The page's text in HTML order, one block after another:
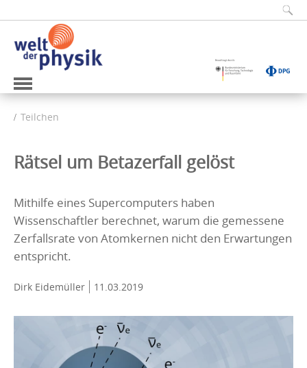
Teilchen
Rätsel um Betazerfall gelöst
Mithilfe eines Supercomputers haben
Wissenschaftler berechnet, warum die gemessene
Zerfallsrate von Atomkernen nicht den Erwartungen
entspricht.
Dirk Eidemüller 11.03.2019